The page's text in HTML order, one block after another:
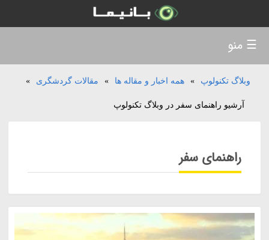
وبلاگ تکنولوپ » همه اخبار و مقاله ها » مقالات گردشگری »
آرشیو راهنمای سفر در وبلاگ تکنولوپ
راهنمای سفر
☰ منو